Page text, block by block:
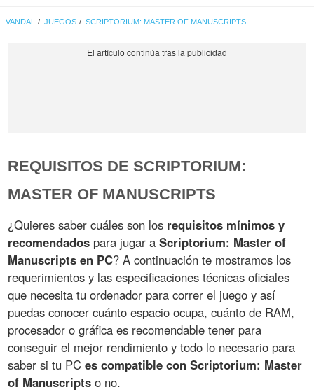
VANDAL JUEGOS SCRIPTORIUM: MASTER OF MANUSCRIPTS
REQUISITOS DE SCRIPTORIUM:
MASTER OF MANUSCRIPTS
¿Quieres saber cuáles son los requisitos mínimos y
recomendados para jugar aScriptorium: Master of
Manuscripts en PC? A continuación te mostramos los
requerimientos y las especificaciones técnicas oficiales
que necesita tu ordenador para correr el juego y así
puedas conocer cuánto espacio ocupa, cuánto de RAM,
procesador o gráfica es recomendable tener para
conseguir el mejor rendimiento y todo lo necesario para
saber si tu PCes compatible con Scriptorium: Master
of Manuscripts o no.